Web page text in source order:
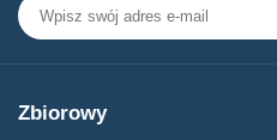
Zbiorowy